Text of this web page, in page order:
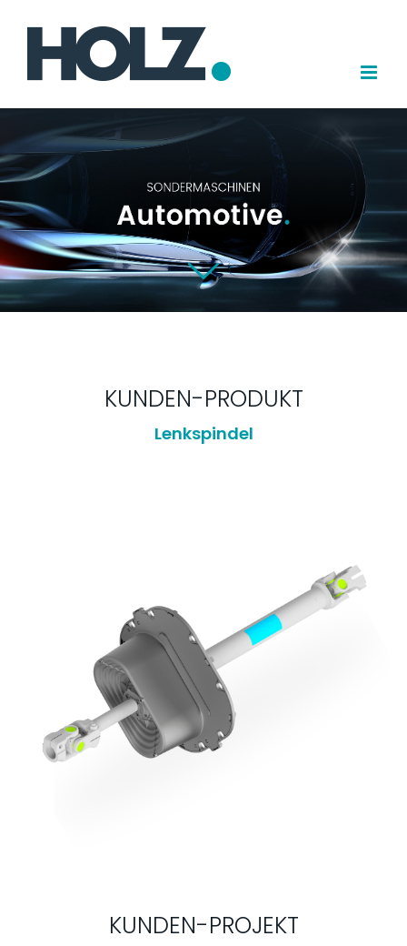
springen
KUNDEN-PRODUKT
Lenkspindel
KUNDEN-PROJEKT